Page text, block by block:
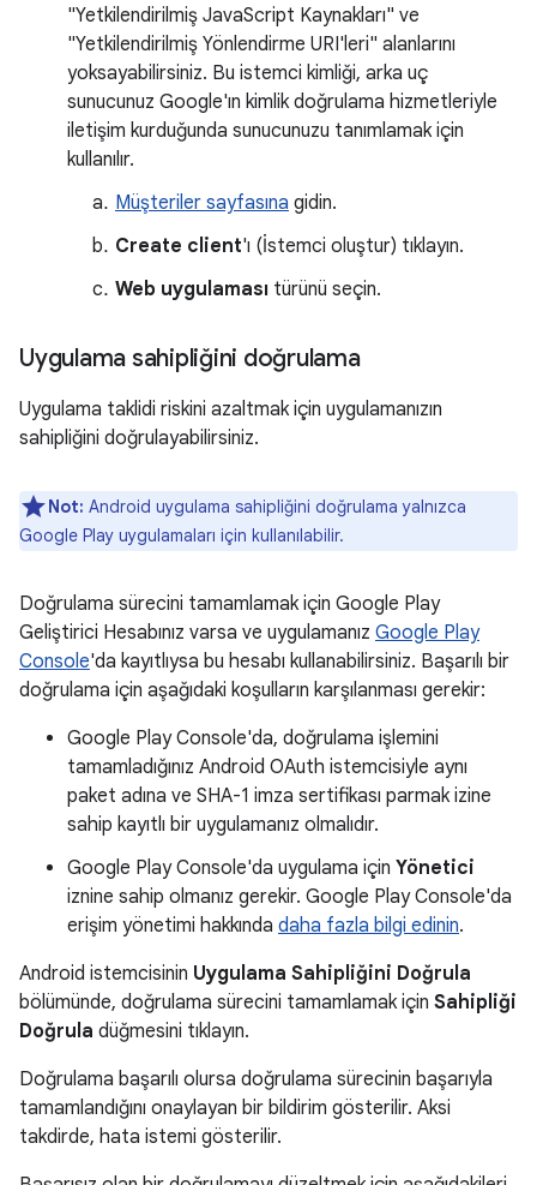
"Yetkilendirilmiş JavaScript Kaynakları" ve
"Yetkilendirilmiş Yönlendirme URI'leri" alanlarını
yoksayabilirsiniz. Bu istemci kimliği, arka uç
sunucunuz Google'ın kimlik doğrulama hizmetleriyle
iletişim kurduğunda sunucunuzu tanımlamak için
kullanılır.
Müşteriler sayfasına gidin.
Create client'ı (İstemci oluştur) tıklayın.
Web uygulaması türünü seçin.
Uygulama sahipliğini doğrulama
Uygulama taklidi riskini azaltmak için uygulamanızın
sahipliğini doğrulayabilirsiniz.
Not: Android uygulama sahipliğini doğrulama yalnızca
Google Play uygulamaları için kullanılabilir.
Doğrulama sürecini tamamlamak için Google Play
Geliştirici Hesabınız varsa ve uygulamanız Google Play
Console'da kayıtlıysa bu hesabı kullanabilirsiniz. Başarılı bir
doğrulama için aşağıdaki koşulların karşılanması gerekir:
Google Play Console'da, doğrulama işlemini
tamamladığınız Android OAuth istemcisiyle aynı
paket adına ve SHA-1 imza sertifikası parmak izine
sahip kayıtlı bir uygulamanız olmalıdır.
Google Play Console'da uygulama için Yönetici
iznine sahip olmanız gerekir. Google Play Console'da
erişim yönetimi hakkında daha fazla bilgi edinin.
Android istemcisinin Uygulama Sahipliğini Doğrula
bölümünde, doğrulama sürecini tamamlamak için Sahipliği
Doğrula düğmesini tıklayın.
Doğrulama başarılı olursa doğrulama sürecinin başarıyla
tamamlandığını onaylayan bir bildirim gösterilir. Aksi
takdirde, hata istemi gösterilir.